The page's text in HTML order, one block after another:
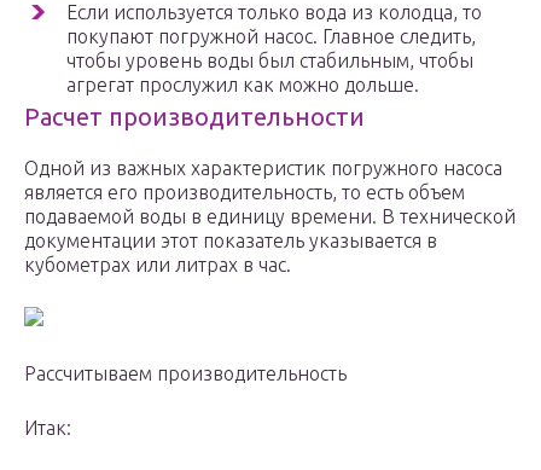
Если используется только вода из колодца, то
покупают погружной насос. Главное следить,
чтобы уровень воды был стабильным, чтобы
агрегат прослужил как можно дольше.
Расчет производительности
Одной из важных характеристик погружного насоса
является его производительность, то есть объем
подаваемой воды в единицу времени. В технической
документации этот показатель указывается в
кубометрах или литрах в час.
Рассчитываем производительность
Итак: